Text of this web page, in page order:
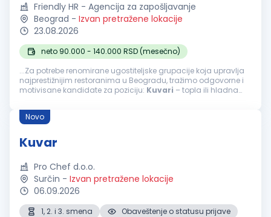
Friendly HR - Agencija za zapošljavanje
Beograd - Izvan pretražene lokacije
23.08.2026
neto 90.000 - 140.000 RSD (mesečno)
...Za potrebe renomirane ugostiteljske grupacije koja upravlja
najprestižnijim restoranima u Beogradu, tražimo odgovorne i
motivisane kandidate za poziciju: Kuvari – topla ili hladna
Novo
Kuvar
Pro Chef d.o.o.
Surčin - Izvan pretražene lokacije
06.09.2026
1, 2. i 3. smena
Obaveštenje o statusu prijave